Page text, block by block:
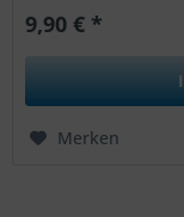
9,90 € *
Merken